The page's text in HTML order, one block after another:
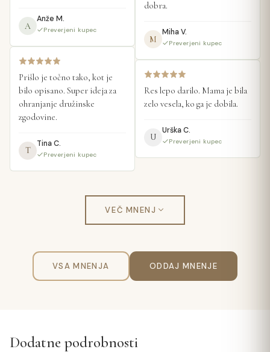
A
Anže M.
Preverjeni kupec
Prišlo je točno tako, kot je
bilo opisano. Super ideja za
ohranjanje družinske
zgodovine.
T
Tina C.
Preverjeni kupec
dobra.
M
Miha V.
Preverjeni kupec
Res lepo darilo. Mama je bila
zelo vesela, ko ga je dobila.
U
Urška C.
Preverjeni kupec
VEČ MNENJ
VSA MNENJA ODDAJ MNENJE
Dodatne podrobnosti